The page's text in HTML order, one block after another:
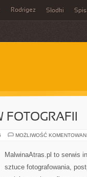
Rodrigez Słodki Spis
MOŻLIWOŚĆ
MalwinaAtras.pl to serwis
sztuce fotografowania,